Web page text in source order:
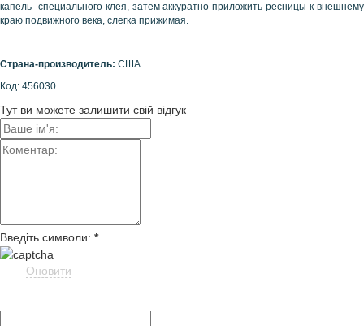
капель специального клея, затем аккуратно приложить ресницы к внешнему
краю подвижного века, слегка прижимая.
Страна-производитель: США
Код: 456030
Тут ви можете залишити свій відгук
Введіть символи: *
Оновити